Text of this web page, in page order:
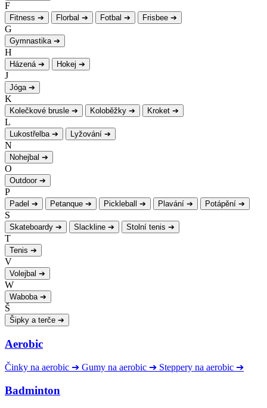
F
Fitness ➔ Florbal ➔ Fotbal ➔ Frisbee ➔
G
Gymnastika ➔
H
Házená ➔ Hokej ➔
J
Jóga ➔
K
Kolečkové brusle ➔ Koloběžky ➔ Kroket ➔
L
Lukostřelba ➔ Lyžování ➔
N
Nohejbal ➔
O
Outdoor ➔
P
Padel ➔ Petanque ➔ Pickleball ➔ Plavání ➔ Potápění ➔
S
Skateboardy ➔ Slackline ➔ Stolní tenis ➔
T
Tenis ➔
V
Volejbal ➔
W
Waboba ➔
Š
Šipky a terče ➔
Aerobic
Činky na aerobic ➔ Gumy na aerobic ➔ Steppery na aerobic ➔
Badminton